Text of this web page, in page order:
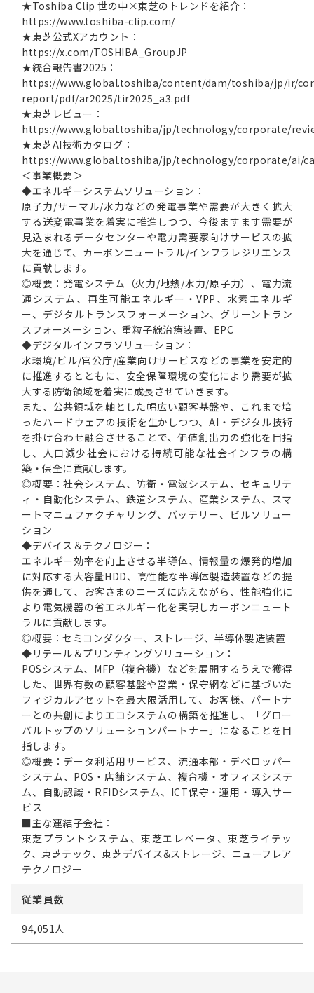
★Toshiba Clip 世の中×東芝のトレンドを紹介：
https://www.toshiba-clip.com/
★東芝公式Xアカウント：
https://x.com/TOSHIBA_GroupJP
★統合報告書2025：
https://www.global.toshiba/content/dam/toshiba/jp/ir/
report/pdf/ar2025/tir2025_a3.pdf
★東芝レビュー：
https://www.global.toshiba/jp/technology/corporate/
★東芝AI技術カタログ：
https://www.global.toshiba/jp/technology/corporate/ai/
＜事業概要＞
◆エネルギーシステムソリューション：
原子力/サーマル/水力などの発電事業や需要が大きく拡大
する送変電事業を着実に推進しつつ、今後ますます需要が
見込まれるデータセンターや電力需要家向けサービスの拡
大を通じて、カーボンニュートラル/インフラレジリエンス
に貢献します。
◎概要：発電システム（火力/地熱/水力/原子力）、電力流
通システム、再生可能エネルギー・VPP、水素エネルギ
ー、デジタルトランスフォーメーション、グリーントラン
スフォーメーション、重粒子線治療装置、EPC
◆デジタルインフラソリューション：
水環境/ビル/官公庁/産業向けサービスなどの事業を安定的
に推進するとともに、安全保障環境の変化により需要が拡
大する防衛領域を着実に成長させていきます。
また、公共領域を軸とした幅広い顧客基盤や、これまで培
ったハードウェアの技術を生かしつつ、AI・デジタル技術
を掛け合わせ融合させることで、価値創出力の強化を目指
し、人口減少社会における持続可能な社会インフラの構
築・保全に貢献します。
◎概要：社会システム、防衛・電波システム、セキュリテ
ィ・自動化システム、鉄道システム、産業システム、スマ
ートマニュファクチャリング、バッテリー、ビルソリュー
ション
◆デバイス＆テクノロジー：
エネルギー効率を向上させる半導体、情報量の爆発的増加
に対応する大容量HDD、高性能な半導体製造装置などの提
供を通して、お客さまのニーズに応えながら、性能強化に
より電気機器の省エネルギー化を実現しカーボンニュート
ラルに貢献します。
◎概要：セミコンダクター、ストレージ、半導体製造装置
◆リテール＆プリンティングソリューション：
POSシステム、MFP（複合機）などを展開するうえで獲得
した、世界有数の顧客基盤や営業・保守網などに基づいた
フィジカルアセットを最大限活用して、お客様、パートナ
ーとの共創によりエコシステムの構築を推進し、「グロー
バルトップのソリューションパートナー」になることを目
指します。
◎概要：データ利活用サービス、流通本部・デベロッパー
システム、POS・店舗システム、複合機・オフィスシステ
ム、自動認識・RFIDシステム、ICT保守・運用・導入サー
ビス
■主な連結子会社：
東芝プラントシステム、東芝エレベータ、東芝ライテッ
ク、東芝テック、東芝デバイス&ストレージ、ニューフレア
テクノロジー
従業員数
94,051人